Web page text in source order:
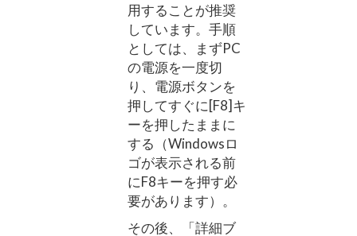
用することが推奨
しています。手順
としては、まずPC
の電源を一度切
り、電源ボタンを
押してすぐに[F8]キ
ーを押したままに
する（Windowsロ
ゴが表示される前
にF8キーを押す必
要があります）。
その後、「詳細ブ